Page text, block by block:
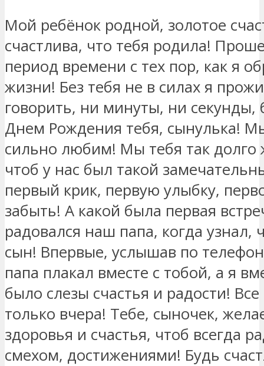
Мой ребёнок родной, золотое
счастлива, что тебя родила!
период времени с тех пор, как я
жизни! Без тебя не в силах я
говорить, ни минуты, ни секунды,
Днем Рождения тебя, сынулька!
сильно любим! Мы тебя так долго
чтоб у нас был такой
первый крик, первую улыбку,
забыть! А какой была первая
радовался наш папа, когда узнал,
сын! Впервые, услышав по
папа плакал вместе с тобой, а я
было слезы счастья и радости!
только вчера! Тебе, сыночек,
здоровья и счастья, чтоб всегда
смехом, достижениями! Будь